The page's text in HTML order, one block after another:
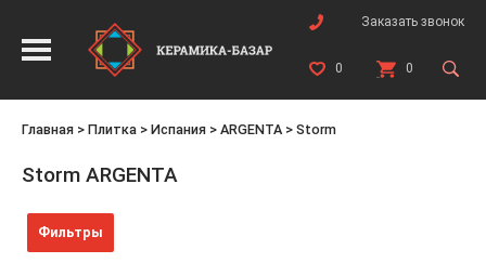
Заказать звонок
0 0
Главная > Плитка > Испания > ARGENTA > Storm
Storm ARGENTA
Фильтры